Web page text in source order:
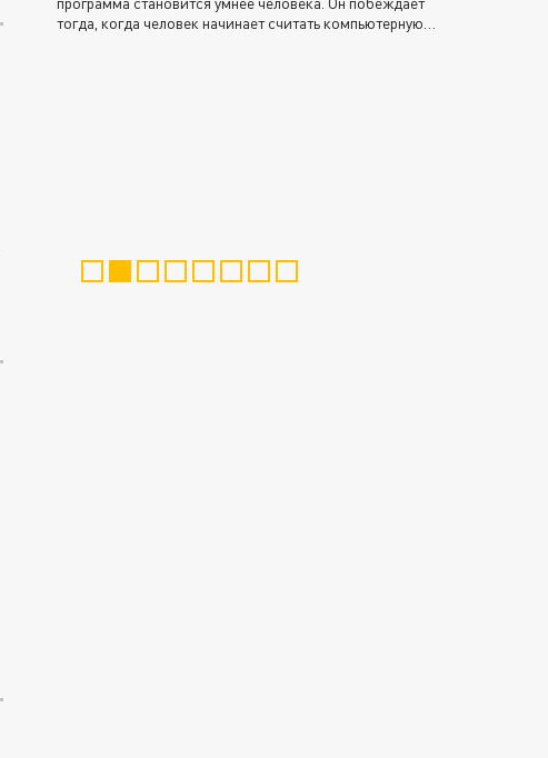
тогда, когда человек начинает считать компьютерную